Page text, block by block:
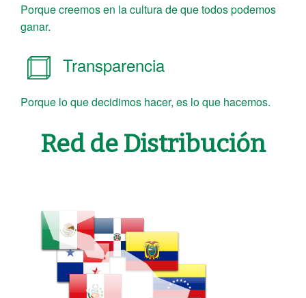
Porque creemos en la cultura de que todos podemos
ganar.
Transparencia
Porque lo que decidimos hacer, es lo que hacemos.
Red de Distribución